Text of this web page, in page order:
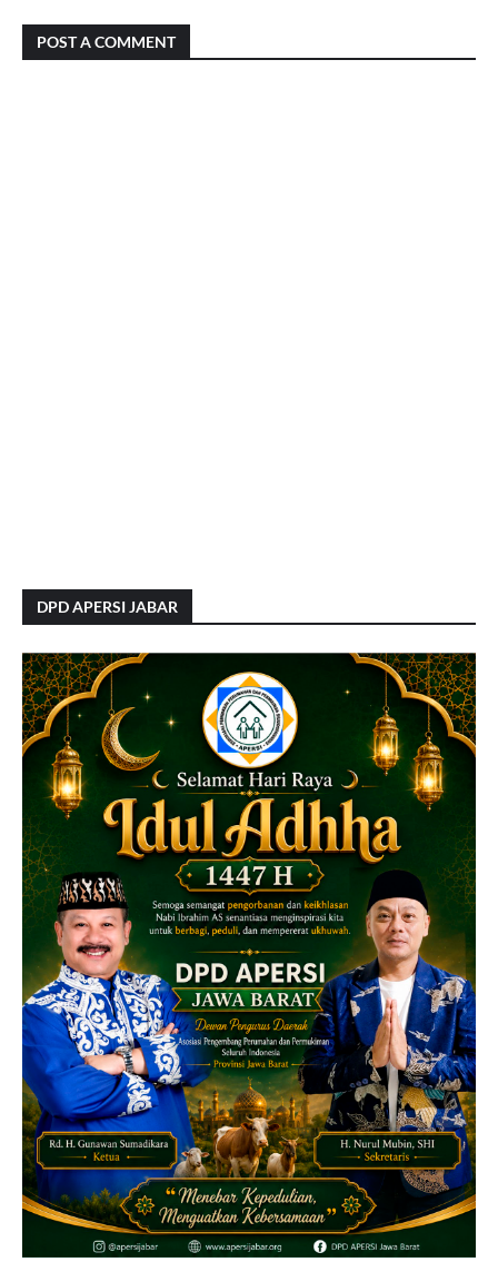
POST A COMMENT
DPD APERSI JABAR